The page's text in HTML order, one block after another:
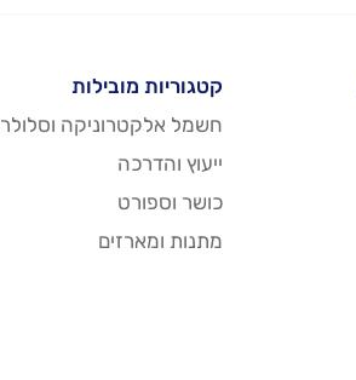
קטגוריות מובילות
חשמל אלקטרוניקה וסלולר
ייעוץ והדרכה
כושר וספורט
מתנות ומארזים